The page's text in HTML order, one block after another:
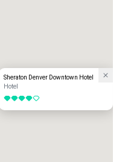
Sheraton Denver Downtown Hotel
Hotel
4 von 5